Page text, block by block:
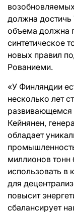
должна достичь
объема должна
синтетическое
новых правил
Рованиеми.
«У Финляндии
несколько лет
развивающемся
Кейнянен,
обладает
миллионов
использовать в
для
повысит
сбалансирует